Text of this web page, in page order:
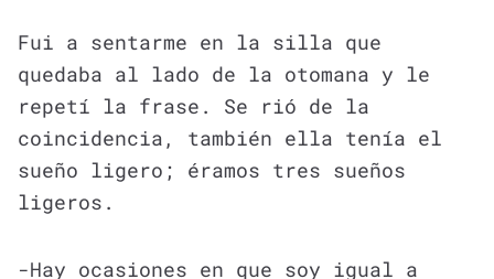
Fui a sentarme en la silla que
quedaba al lado de la otomana y le
repetí la frase. Se rió de la
coincidencia, también ella tenía el
sueño ligero; éramos tres sueños
ligeros.
-Hay ocasiones en que soy igual a